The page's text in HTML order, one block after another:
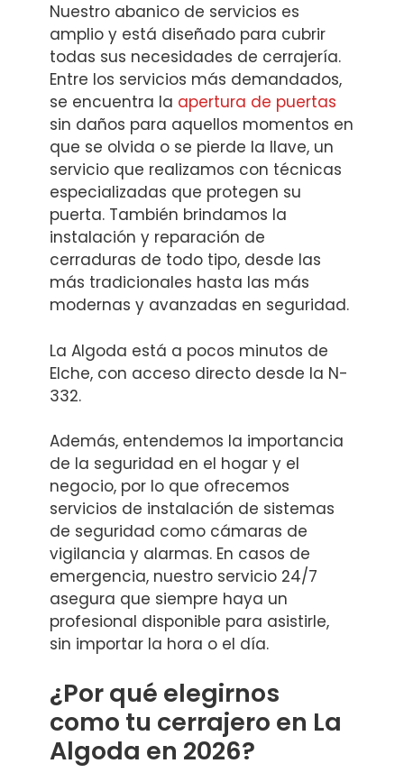
Nuestro abanico de servicios es
amplio y está diseñado para cubrir
todas sus necesidades de cerrajería.
Entre los servicios más demandados,
se encuentra la apertura de puertas
sin daños para aquellos momentos en
que se olvida o se pierde la llave, un
servicio que realizamos con técnicas
especializadas que protegen su
puerta. También brindamos la
instalación y reparación de
cerraduras de todo tipo, desde las
más tradicionales hasta las más
modernas y avanzadas en seguridad.
La Algoda está a pocos minutos de
Elche, con acceso directo desde la N-
332.
Además, entendemos la importancia
de la seguridad en el hogar y el
negocio, por lo que ofrecemos
servicios de instalación de sistemas
de seguridad como cámaras de
vigilancia y alarmas. En casos de
emergencia, nuestro servicio 24/7
asegura que siempre haya un
profesional disponible para asistirle,
sin importar la hora o el día.
¿Por qué elegirnos
como tu cerrajero en La
Algoda en 2026?